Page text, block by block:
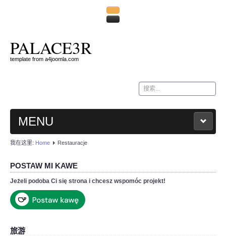
PALACE3R
template from a4joomla.com
站
内
MENU
HOME
KONTAKT
我在这里: Home Restauracje
POSTAW MI KAWE
Jeżeli podoba Ci się strona i chcesz wspomóc projekt!
旅游